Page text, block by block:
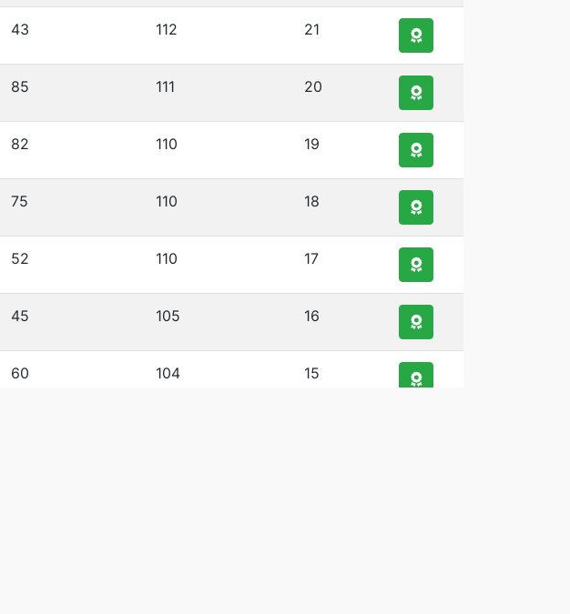
43 112 21
85 111 20
82 110 19
75 110 18
52 110 17
45 105 16
60 104 15